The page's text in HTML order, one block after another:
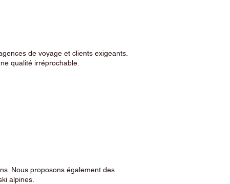
de voyage et clients exigeants.
qualité irréprochable.
Nous proposons également des
alpines.